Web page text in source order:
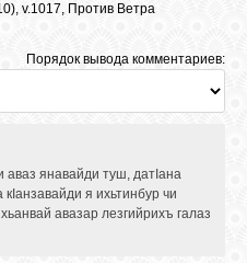
, v.1017, Против Ветра
Порядок вывода комментариев:
аваз янавайди туш, датIана
я ихьтинбур чи
авазар лезгийрихъ галаз